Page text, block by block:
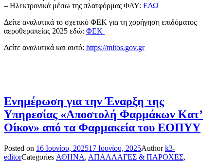
– Ηλεκτρονικά μέσω της πλατφόρμας ΦΑΥ: ΕΔΩ
Δείτε αναλυτικά το σχετικό ΦΕΚ για τη χορήγηση επιδόματος
αεροθεραπείας 2025 εδώ: ΦΕΚ
Δείτε αναλυτικά και αυτό: https://mitos.gov.gr
Ενημέρωση για την Έναρξη της
Υπηρεσίας «Αποστολή Φαρμάκων Κατ’
Οίκον» από τα Φαρμακεία του ΕΟΠΥΥ
Posted on 16 Ιουνίου, 202517 Ιουνίου, 2025Authork3-
editorCategories ΑΘΗΝΑ, ΑΠΑΛΛΑΓΕΣ & ΠΑΡΟΧΕΣ,